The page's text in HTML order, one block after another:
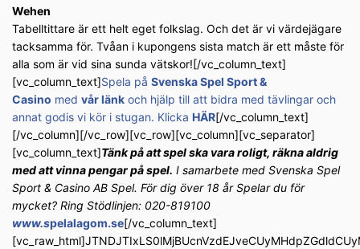
Wehen
Tabelltittare är ett helt eget folkslag. Och det är vi värdejägare
tacksamma för. Tvåan i kupongens sista match är ett måste för
alla som är vid sina sunda vätskor![/vc_column_text]
[vc_column_text]Spela på Svenska Spel Sport &
Casino med vår länk och hjälp till att bidra med tävlingar och
annat godis vi kör i stugan. Klicka HÄR[/vc_column_text]
[/vc_column][/vc_row][vc_row][vc_column][vc_separator]
[vc_column_text]Tänk på att spel ska vara roligt, räkna aldrig
med att vinna pengar på spel. I samarbete med Svenska Spel
Sport & Casino AB Spel. För dig över 18 år Spelar du för
mycket? Ring Stödlinjen: 020-819100
www.spelalagom.se[/vc_column_text]